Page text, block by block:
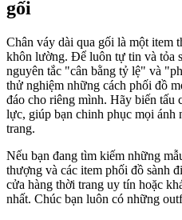
gối
Chân váy dài qua gối là một item
khôn lường. Để luôn tự tin và tỏa
nguyên tắc "cân bằng tỷ lệ" và
thử nghiệm những cách phối đồ
đáo cho riêng mình. Hãy biến tấu
lực, giúp bạn chinh phục mọi ánh
trang.
Nếu bạn đang tìm kiếm những
thượng và các item phối đồ sành
cửa hàng thời trang uy tín hoặc
nhất. Chúc bạn luôn có những